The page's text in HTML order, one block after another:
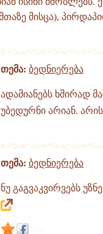
მისცა),
თემა: ბედნიერება
ადამიანებს ხშირად
უბედურნი არიან.
თემა: ბედნიერება
ნუ გაგვაკვირვებს